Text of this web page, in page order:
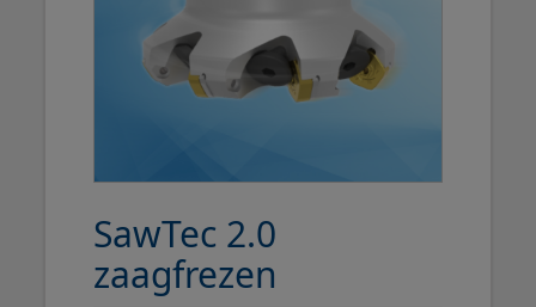
SawTec 2.0
zaagfrezen